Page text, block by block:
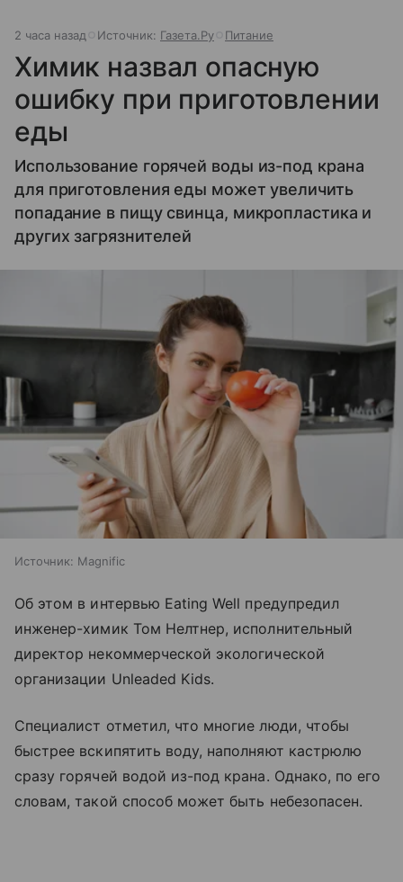
2 часа назад Источник: Газета.Ру Питание
Химик назвал опасную
ошибку при приготовлении
еды
Использование горячей воды из-под крана
для приготовления еды может увеличить
попадание в пищу свинца, микропластика и
других загрязнителей
Источник: Magnific
Об этом в интервью Eating Well предупредил
инженер-химик Том Нелтнер, исполнительный
директор некоммерческой экологической
организации Unleaded Kids.
Специалист отметил, что многие люди, чтобы
быстрее вскипятить воду, наполняют кастрюлю
сразу горячей водой из-под крана. Однако, по его
словам, такой способ может быть небезопасен.